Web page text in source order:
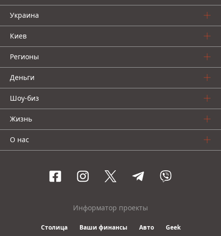
Украина
Киев
Регионы
Деньги
Шоу-биз
Жизнь
О нас
Информатор проекты
Столица Ваши финансы Авто Geek